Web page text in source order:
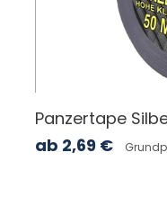
Panzertape
ab 2,69 €